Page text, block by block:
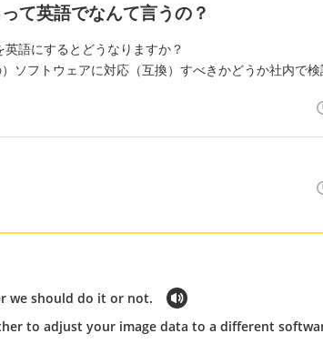
て英語でなんて言うの？
語にするとどうなりますか？
ソフトウェアに対応（互換）すべきかどうか社内で検
we should do it or not.
to adjust your image data to a different